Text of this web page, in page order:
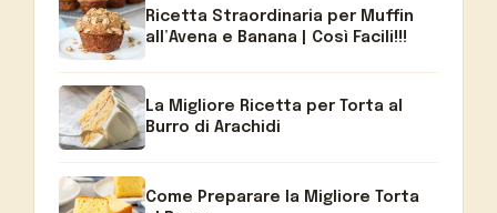
Ricetta Straordinaria per Muffin
all’Avena e Banana | Così Facili!!!
La Migliore Ricetta per Torta al
Burro di Arachidi
Come Preparare la Migliore Torta